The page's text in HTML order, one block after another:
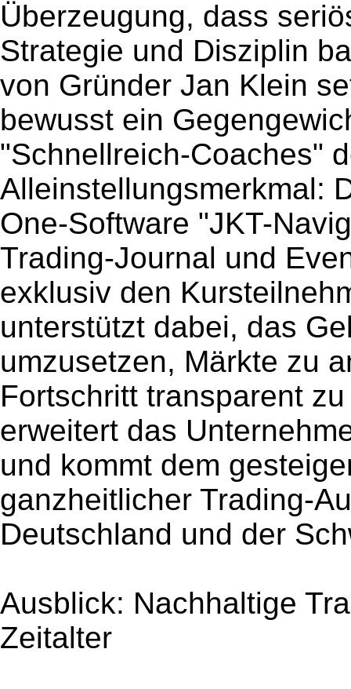
Überzeugung, dass
Strategie und Disziplin
von Gründer Jan Klein
bewusst ein
"Schnellreich-Coaches"
Alleinstellungsmerkmal:
One-Software "JKT-
Trading-Journal und
exklusiv den
unterstützt dabei, das
umzusetzen, Märkte zu
Fortschritt transparent
erweitert das
und kommt dem
ganzheitlicher Trading-
Deutschland und der
Ausblick: Nachhaltige
Zeitalter